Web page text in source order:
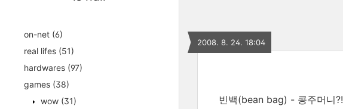
on-net (6)
real lifes (51)
hardwares (97)
games (38)
wow (31)
2008. 8. 24. 18:04
빈백(bean bag) - 콩주머니?!